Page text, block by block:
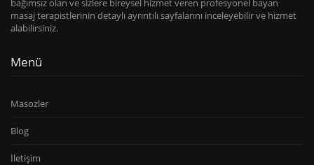
bağımsız olan ve sizlere bireysel hizmet veren profesyonel bayan
masaj terapistlerinin detaylı ayrıntılı sayfalarını inceleyebilir ve hizmet
alabilirsiniz.
Menü
Masozler
Blog
İletişim